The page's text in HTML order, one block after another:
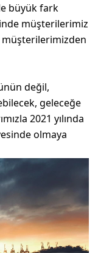
büyük fark
müşterilerimiz
müşterilerimizden
değil,
geleceğe
2021 yılında
olmaya